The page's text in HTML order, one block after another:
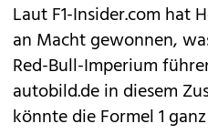
Laut F1-Insider.com hat
an Macht gewonnen,
Red-Bull-Imperium
autobild.de in diesem
könnte die Formel 1